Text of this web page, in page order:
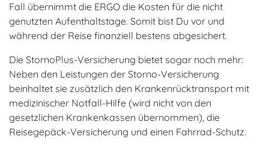
Fall übernimmt die ERGO die Kosten für die nicht
genutzten Aufenthaltstage. Somit bist Du vor und
während der Reise finanziell bestens abgesichert.
Die StornoPlus-Versicherung bietet sogar noch mehr:
Neben den Leistungen der Storno-Versicherung
beinhaltet sie zusätzlich den Krankenrücktransport mit
medizinischer Notfall-Hilfe (wird nicht von den
gesetzlichen Krankenkassen übernommen), die
Reisegepäck-Versicherung und einen Fahrrad-Schutz.